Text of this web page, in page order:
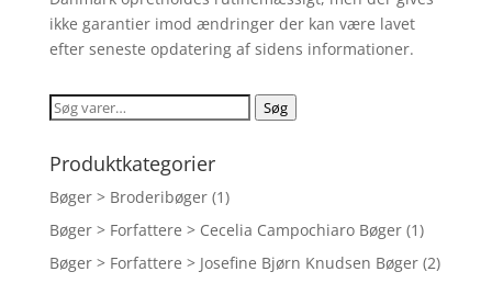
ikke garantier imod ændringer der kan være lavet
efter seneste opdatering af sidens informationer.
Søg
Søg
Produktkategorier
Bøger > Broderibøger (1)
Bøger > Forfattere > Cecelia Campochiaro Bøger (1)
Bøger > Forfattere > Josefine Bjørn Knudsen Bøger (2)